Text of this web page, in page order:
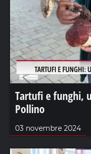
Tartufi e funghi,
Pollino
03 novembre 2024